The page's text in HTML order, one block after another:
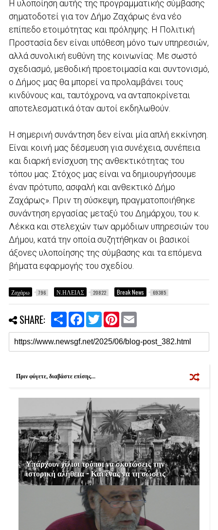
Η υλοποίηση αυτής της προγραμματικής σύμβασης
σηματοδοτεί για τον Δήμο Ζαχάρως ένα νέο
επίπεδο ετοιμότητας και πρόληψης. Η Πολιτική
Προστασία δεν είναι υπόθεση μόνο των υπηρεσιών,
αλλά συνολική ευθύνη της κοινωνίας. Με σωστό
σχεδιασμό, μεθοδική προετοιμασία και συντονισμό,
ο Δήμος μας θα μπορεί να προλαμβάνει τους
κινδύνους και, ταυτόχρονα, να ανταποκρίνεται
αποτελεσματικά όταν αυτοί εκδηλωθούν.
Η σημερινή συνάντηση δεν είναι μία απλή εκκίνηση.
Είναι κοινή μας δέσμευση για συνέχεια, συνέπεια
και διαρκή ενίσχυση της ανθεκτικότητας του
τόπου μας. Στόχος μας είναι να δημιουργήσουμε
έναν πρότυπο, ασφαλή και ανθεκτικό Δήμο
Ζαχάρως». Πριν τη σύσκεψη, πραγματοποιήθηκε
συνάντηση εργασίας μεταξύ του Δημάρχου, του κ.
Λέκκα και στελεχών των αρμόδιων υπηρεσιών του
Δήμου, κατά την οποία συζητήθηκαν οι βασικοί
άξονες υλοποίησης της σύμβασης και τα επόμενα
βήματα εφαρμογής του σχεδίου.
Ζαχάρω 796 Ν.ΗΛΕΙΑΣ 20822 Break News 69385
SHARE:
S
a
r
e
F
c
e
b
o
T
i
t
t
e
P
n
t
e
r
E
a
i
l
Πριν φύγετε, διαβάστε επίσης...
Υπάρχουν χίλιοι τρόποι να σκοτώσεις την
ιστορική αλήθεια - Και ένας να τη σώσεις